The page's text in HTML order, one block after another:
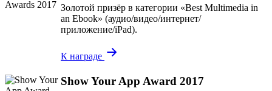
Золотой призёр в категории «Best Multimedia in
an Ebook» (аудио/видео/интернет/
приложение/iPad).
К награде
Show Your App Award 2017